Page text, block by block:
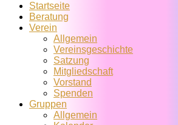
Startseite
Beratung
Verein
Allgemein
Vereins­geschichte
Satzung
Mitglied­schaft
Vorstand
Spenden
Gruppen
Allgemein